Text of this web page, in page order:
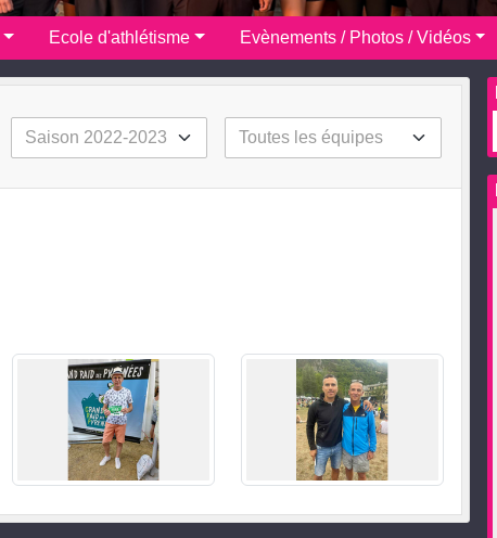
Ecole d'athlétisme Evènements / Photos / Vidéos